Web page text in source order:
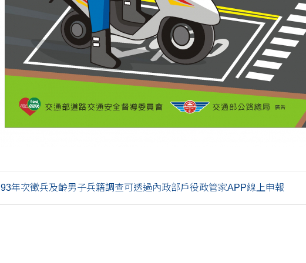
93年次徵兵及齡男子兵籍調查可透過內政部戶役政管家APP線上申報